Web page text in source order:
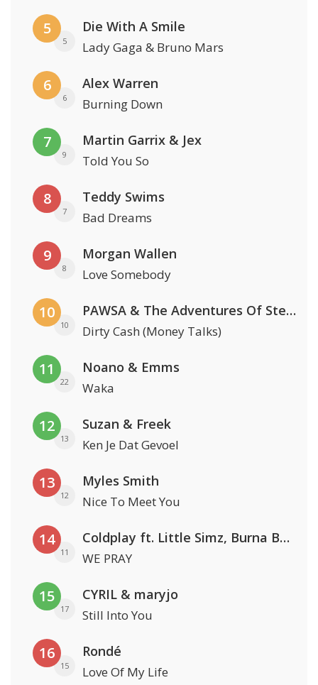
5
5
Die With A Smile
Lady Gaga & Bruno Mars
6
6
Alex Warren
Burning Down
7
9
Martin Garrix & Jex
Told You So
8
7
Teddy Swims
Bad Dreams
9
8
Morgan Wallen
Love Somebody
10
10
PAWSA & The Adventures Of Stevie V
Dirty Cash (Money Talks)
11
22
Noano & Emms
Waka
12
13
Suzan & Freek
Ken Je Dat Gevoel
13
12
Myles Smith
Nice To Meet You
14
11
Coldplay ft. Little Simz, Burna Boy, Elyanna & Tini
WE PRAY
15
17
CYRIL & maryjo
Still Into You
16
15
Rondé
Love Of My Life